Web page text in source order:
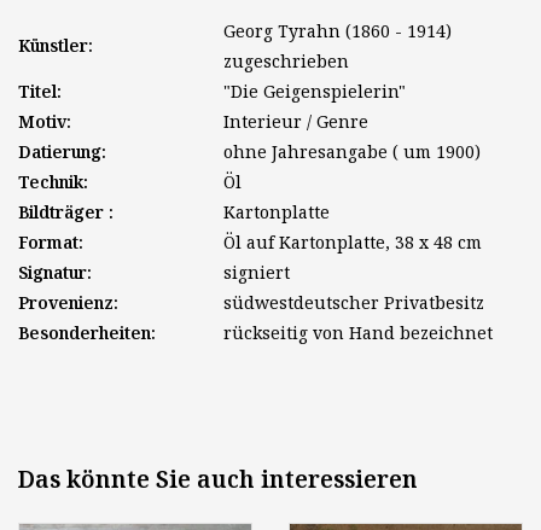
Künstler:
Georg Tyrahn (1860 - 1914)
zugeschrieben
Titel:
"Die Geigenspielerin"
Motiv:
Interieur / Genre
Datierung:
ohne Jahresangabe ( um 1900)
Technik:
Öl
Bildträger :
Kartonplatte
Format:
Öl auf Kartonplatte, 38 x 48 cm
Signatur:
signiert
Provenienz:
südwestdeutscher Privatbesitz
Besonderheiten:
rückseitig von Hand bezeichnet
Das könnte Sie auch interessieren